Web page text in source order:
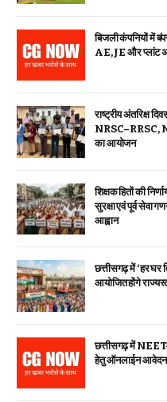
बिजली कंपनियों में
AE, JE और प्लांट
राष्ट्रीय अंतरिक्ष
का आयोजन
शिक्षक हितों की
सुरक्षा एवं पूर्व सेवा
आह्वान
छत्तीसगढ़ में ‘हर घर
आयोजित होंगे
छत्तीसगढ़ में
हेतु ऑनलाईन आवेदन